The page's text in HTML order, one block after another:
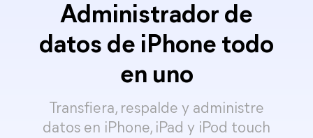
Administrador de
datos de iPhone todo
en uno
Transfiera, respalde y administre
datos en iPhone, iPad y iPod touch